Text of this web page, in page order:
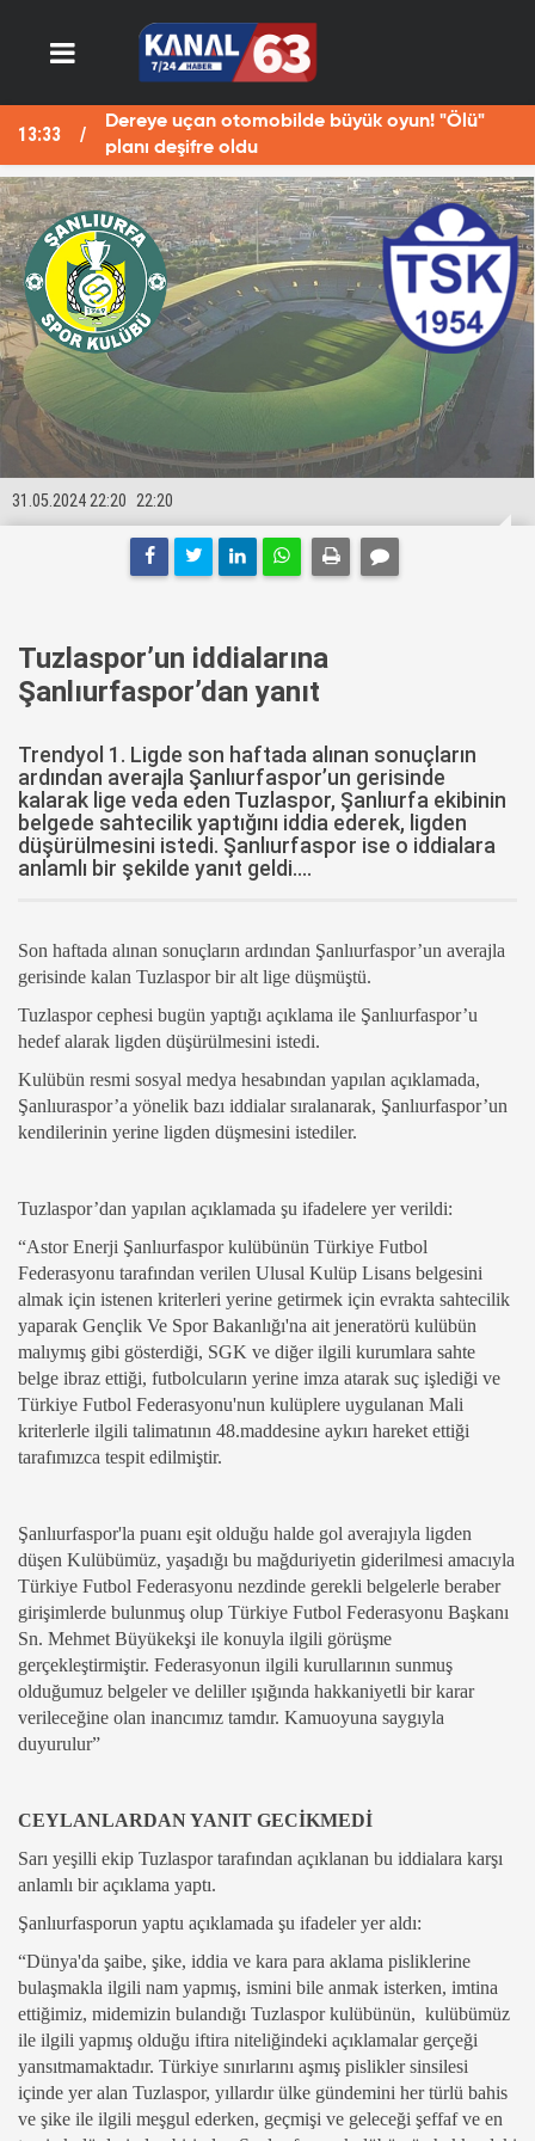
büyük oyun! "Ölü"
13:29
Fotoğraf çekerken Fırat
22:20
31.05.2024 22:20
Tuzlaspor’un iddialarına
Şanlıurfaspor’dan yanıt
Trendyol 1. Ligde son haftada alınan sonuçların
ardından averajla Şanlıurfaspor’un gerisinde
kalarak lige veda eden Tuzlaspor, Şanlıurfa ekibinin
belgede sahtecilik yaptığını iddia ederek, ligden
düşürülmesini istedi. Şanlıurfaspor ise o iddialara
anlamlı bir şekilde yanıt geldi....
Son haftada alınan sonuçların ardından Şanlıurfaspor’un averajla
gerisinde kalan Tuzlaspor bir alt lige düşmüştü.
Tuzlaspor cephesi bugün yaptığı açıklama ile Şanlıurfaspor’u
hedef alarak ligden düşürülmesini istedi.
Kulübün resmi sosyal medya hesabından yapılan açıklamada,
Şanlıuraspor’a yönelik bazı iddialar sıralanarak, Şanlıurfaspor’un
kendilerinin yerine ligden düşmesini istediler.
Tuzlaspor’dan yapılan açıklamada şu ifadelere yer verildi:
“Astor Enerji Şanlıurfaspor kulübünün Türkiye Futbol
Federasyonu tarafından verilen Ulusal Kulüp Lisans belgesini
almak için istenen kriterleri yerine getirmek için evrakta sahtecilik
yaparak Gençlik Ve Spor Bakanlığı'na ait jeneratörü kulübün
malıymış gibi gösterdiği, SGK ve diğer ilgili kurumlara sahte
belge ibraz ettiği, futbolcuların yerine imza atarak suç işlediği ve
Türkiye Futbol Federasyonu'nun kulüplere uygulanan Mali
kriterlerle ilgili talimatının 48.maddesine aykırı hareket ettiği
tarafımızca tespit edilmiştir.
Şanlıurfaspor'la puanı eşit olduğu halde gol averajıyla ligden
düşen Kulübümüz, yaşadığı bu mağduriyetin giderilmesi amacıyla
Türkiye Futbol Federasyonu nezdinde gerekli belgelerle beraber
girişimlerde bulunmuş olup Türkiye Futbol Federasyonu Başkanı
Sn. Mehmet Büyükekşi ile konuyla ilgili görüşme
gerçekleştirmiştir. Federasyonun ilgili kurullarının sunmuş
olduğumuz belgeler ve deliller ışığında hakkaniyetli bir karar
verileceğine olan inancımız tamdır. Kamuoyuna saygıyla
duyurulur”
CEYLANLARDAN YANIT GECİKMEDİ
Sarı yeşilli ekip Tuzlaspor tarafından açıklanan bu iddialara karşı
anlamlı bir açıklama yaptı.
Şanlıurfasporun yaptu açıklamada şu ifadeler yer aldı:
“Dünya'da şaibe, şike, iddia ve kara para aklama pisliklerine
bulaşmakla ilgili nam yapmış, ismini bile anmak isterken, imtina
ettiğimiz, midemizin bulandığı Tuzlaspor kulübünün, kulübümüz
ile ilgili yapmış olduğu iftira niteliğindeki açıklamalar gerçeği
yansıtmamaktadır. Türkiye sınırlarını aşmış pislikler sinsilesi
içinde yer alan Tuzlaspor, yıllardır ülke gündemini her türlü bahis
ve şike ile ilgili meşgul ederken, geçmişi ve geleceği şeffaf ve en